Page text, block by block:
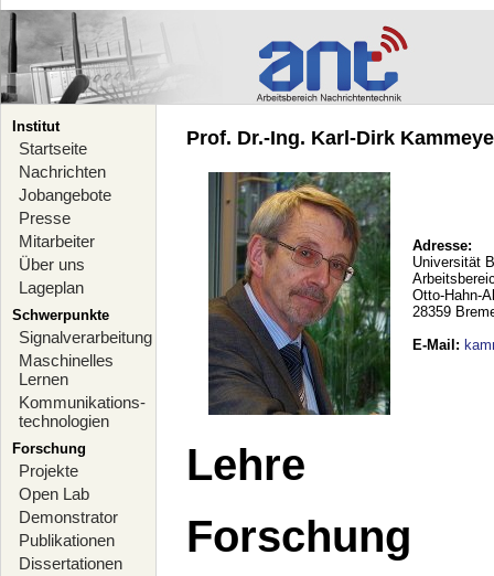
Institut
Startseite
Nachrichten
Jobangebote
Presse
Mitarbeiter
Über uns
Lageplan
Schwerpunkte
Signalverarbeitung
Maschinelles
Lernen
Kommunikations-
technologien
Forschung
Projekte
Open Lab
Demonstrator
Publikationen
Dissertationen
Prof. Dr.-Ing. Karl-Dirk
Adresse:
Universität
Otto-Hahn-
28359
E-Mail :
Lehre
Forschung